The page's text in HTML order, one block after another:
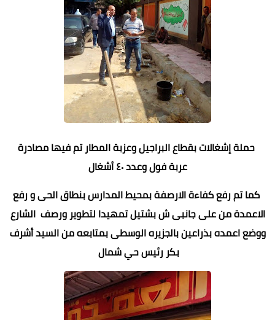
حملة إشغالات بقطاع البراجيل وعزبة المطار تم فيها مصادرة
عربة فول وعدد ٤٠ أشغال
كما تم رفع كفاءة الارصفة بمحيط المدارس بنطاق الحى و رفع
الاعمدة من على جانبى ش بشتيل تمهيدا لتطوير ورصف الشارع
ووضع اعمده بذراعين بالجزيره الوسطى بمتابعه من السيد أشرف
بكر رئيس حي شمال